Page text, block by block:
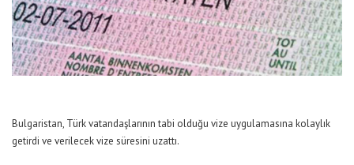
Bulgaristan, Türk vatandaşlarının tabi olduğu vize uygulamasına kolaylık
getirdi ve verilecek vize süresini uzattı.